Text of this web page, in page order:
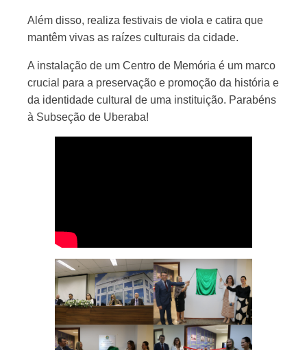
Além disso, realiza festivais de viola e catira que
mantêm vivas as raízes culturais da cidade.
A instalação de um Centro de Memória é um marco
crucial para a preservação e promoção da história e
da identidade cultural de uma instituição. Parabéns
à Subseção de Uberaba!